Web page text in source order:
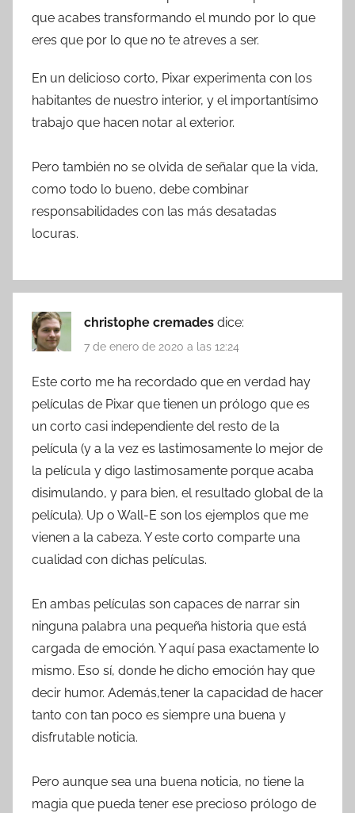
que acabes transformando el mundo por lo que
eres que por lo que no te atreves a ser.
En un delicioso corto, Pixar experimenta con los
habitantes de nuestro interior, y el importantísimo
trabajo que hacen notar al exterior.
Pero también no se olvida de señalar que la vida,
como todo lo bueno, debe combinar
responsabilidades con las más desatadas
locuras.
christophe cremades dice:
7 de enero de 2020 a las 12:24
Este corto me ha recordado que en verdad hay
películas de Pixar que tienen un prólogo que es
un corto casi independiente del resto de la
película (y a la vez es lastimosamente lo mejor de
la película y digo lastimosamente porque acaba
disimulando, y para bien, el resultado global de la
película). Up o Wall-E son los ejemplos que me
vienen a la cabeza. Y este corto comparte una
cualidad con dichas películas.
En ambas películas son capaces de narrar sin
ninguna palabra una pequeña historia que está
cargada de emoción. Y aquí pasa exactamente lo
mismo. Eso sí, donde he dicho emoción hay que
decir humor. Además,tener la capacidad de hacer
tanto con tan poco es siempre una buena y
disfrutable noticia.
Pero aunque sea una buena noticia, no tiene la
magia que pueda tener ese precioso prólogo de